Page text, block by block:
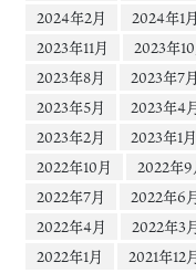
2024年2月
2024年1月
2023年11月
2023年
2023年8月
2023年7月
2023年5月
2023年4
2023年2月
2023年1月
2022年10月
2022年9
2022年7月
2022年6
2022年4月
2022年3
2022年1月
2021年12